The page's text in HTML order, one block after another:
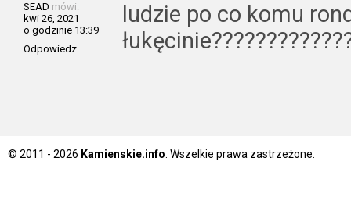
SEAD mówi:
kwi 26, 2021
o godzinie 13:39
Odpowiedz
ludzie po co komu
© 2011 - 2026 Kamienskie.info . Wszelkie prawa zastrzeżone.